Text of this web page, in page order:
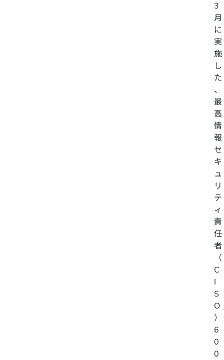
3
月
に
実
施
し
た
、
最
高
情
報
セ
キ
ュ
リ
テ
ィ
責
任
者
（
C
I
S
O
）
6
0
0